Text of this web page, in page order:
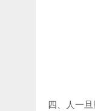
四、人一